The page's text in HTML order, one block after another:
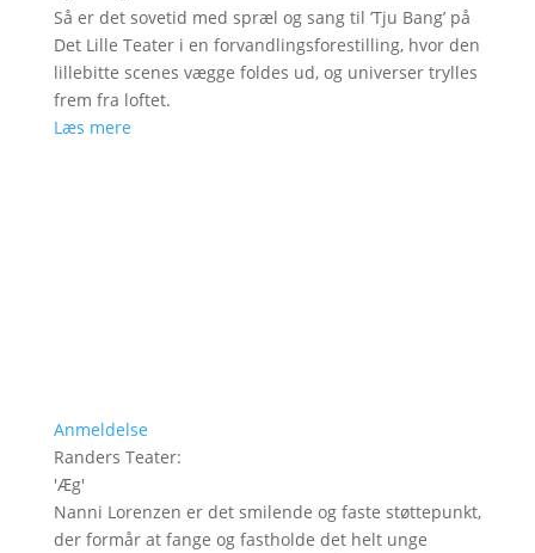
Så er det sovetid med spræl og sang til ’Tju Bang’ på
Det Lille Teater i en forvandlingsforestilling, hvor den
lillebitte scenes vægge foldes ud, og universer trylles
frem fra loftet.
Læs mere
Anmeldelse
Randers Teater:
'Æg'
Nanni Lorenzen er det smilende og faste støttepunkt,
der formår at fange og fastholde det helt unge